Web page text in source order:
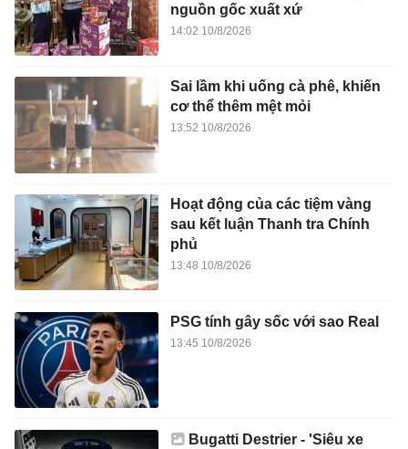
nguồn gốc xuất xứ
14:02 10/8/2026
Sai lầm khi uống cà phê, khiến
cơ thể thêm mệt mỏi
13:52 10/8/2026
Hoạt động của các tiệm vàng
sau kết luận Thanh tra Chính
phủ
13:48 10/8/2026
PSG tính gây sốc với sao Real
13:45 10/8/2026
Bugatti Destrier - 'Siêu xe